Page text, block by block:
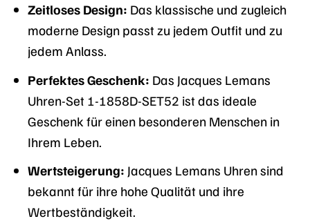
Zeitloses Design: Das klassische und zugleich
moderne Design passt zu jedem Outfit und zu
jedem Anlass.
Perfektes Geschenk: Das Jacques Lemans
Uhren-Set 1-1858D-SET52 ist das ideale
Geschenk für einen besonderen Menschen in
Ihrem Leben.
Wertsteigerung: Jacques Lemans Uhren sind
bekannt für ihre hohe Qualität und ihre
Wertbeständigkeit.